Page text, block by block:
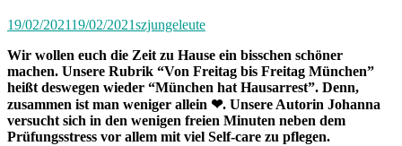
19/02/202119/02/2021szjungeleute
Wir wollen euch die Zeit zu Hause ein bisschen schöner
machen. Unsere Rubrik “Von Freitag bis Freitag München”
heißt deswegen wieder “München hat Hausarrest”. Denn,
zusammen ist man weniger allein ❤. Unsere Autorin Johanna
versucht sich in den wenigen freien Minuten neben dem
Prüfungsstress vor allem mit viel Self-care zu pflegen.